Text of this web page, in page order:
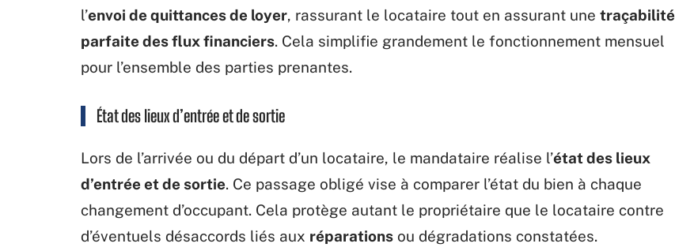
l’envoi de quittances de loyer, rassurant le locataire tout en assurant une traçabilité
parfaite des flux financiers. Cela simplifie grandement le fonctionnement mensuel
pour l’ensemble des parties prenantes.
État des lieux d’entrée et de sortie
Lors de l’arrivée ou du départ d’un locataire, le mandataire réalise l’état des lieux
d’entrée et de sortie. Ce passage obligé vise à comparer l’état du bien à chaque
changement d’occupant. Cela protège autant le propriétaire que le locataire contre
d’éventuels désaccords liés aux réparations ou dégradations constatées.